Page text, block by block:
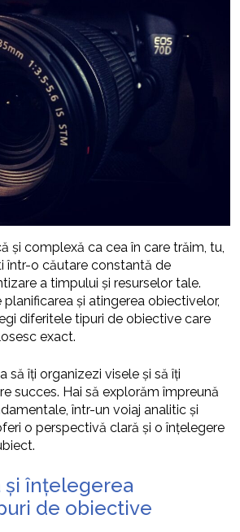
și complexă ca cea în care trăim, tu,
într-o căutare constantă de
a timpului și resurselor tale.
și atingerea obiectivelor,
diferitele tipuri de obiective care
exact.
să îți organizezi visele și să îți
succes. Hai să explorăm împreună
într-un voiaj analitic și
o perspectivă clară și o înțelegere
și înțelegerea
de obiective